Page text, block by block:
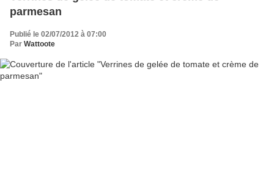
parmesan
Publié le 02/07/2012 à 07:00
Par Wattoote